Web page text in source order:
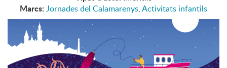
Marcs: Jornades del Calamarenys,Activitats infantils